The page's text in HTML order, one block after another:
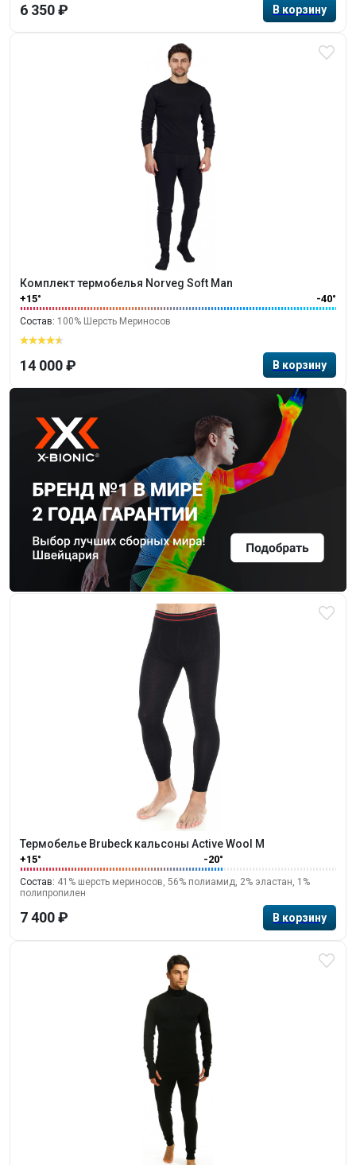
6 350 ₽
Комплект термобелья Norveg Soft Man
+15° -40°
Состав: 100% Шерсть Мериносов
14 000 ₽
Термобелье Brubeck кальсоны Active Wool M
+15° -20°
Состав: 41% шерсть мериносов, 56% полиамид, 2% эластан, 1%
полипропилен
7 400 ₽